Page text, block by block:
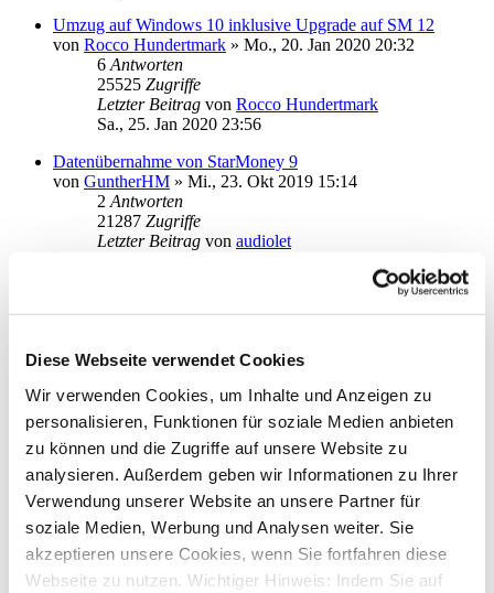
Diese Webseite verwendet Cookies
Wir verwenden Cookies, um Inhalte und Anzeigen zu
personalisieren, Funktionen für soziale Medien anbieten
zu können und die Zugriffe auf unsere Website zu
analysieren. Außerdem geben wir Informationen zu Ihrer
Verwendung unserer Website an unsere Partner für
soziale Medien, Werbung und Analysen weiter. Sie
akzeptieren unsere Cookies, wenn Sie fortfahren diese
Webseite zu nutzen. Wichtiger Hinweis: Indem Sie auf
Umzug auf Windows 10 inklusive Upgrade auf SM 12
von Rocco Hundertmark » Mo., 20. Jan 2020 20:32
6 Antworten
25525 Zugriffe
Letzter Beitrag von Rocco Hundertmark
Sa., 25. Jan 2020 23:56
Datenübernahme von StarMoney 9
von GuntherHM » Mi., 23. Okt 2019 15:14
2 Antworten
21287 Zugriffe
Letzter Beitrag von audiolet
Installation von Star Money 12 Basic bleibt stehen
vonMarauder»Do., 11. Apr 2019 18:26
2
35Antworten
88499
Zugriffe
Di., 15. Okt 2019 16:42
Aktualisiert: Information zur Konfiguration der Übersicht in
den neuen Versionen StarMoney 12 Basic und Deluxe
von StarMoney Team1»Mi., 10. Apr 2019 13:50
1Antworten
20382Zugriffe